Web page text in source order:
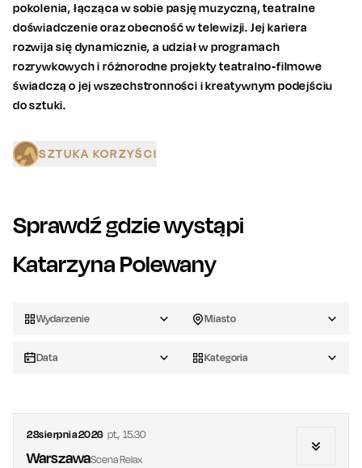
pokolenia, łącząca w sobie pasję muzyczną, teatralne
doświadczenie oraz obecność w telewizji. Jej kariera
rozwija się dynamicznie, a udział w programach
rozrywkowych i różnorodne projekty teatralno‑filmowe
świadczą o jej wszechstronności i kreatywnym podejściu
do sztuki.
SZTUKA KORZYŚCI
Sprawdź gdzie wystąpi
Katarzyna Polewany
Wydarzenie Miasto
Data Kategoria
28sierpnia2026 pt., 15.30
WarszawaScena Relax